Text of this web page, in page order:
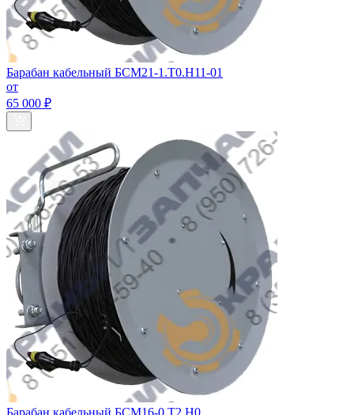
Барабан кабельный БСМ21-1.Т0.Н11-01
от
65 000 ₽
Барабан кабельный БСМ16-0.Т2.Н0